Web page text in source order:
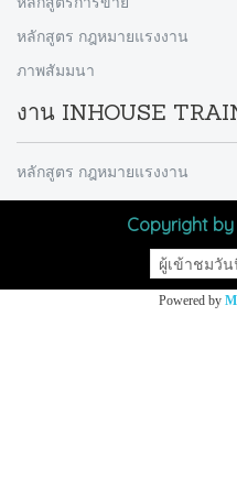
หลักสูตร กฎหมายแรงงาน
ภาพสัมมนา
งาน INHOUSE
หลักสูตร กฎหมายแรงงาน
Copyright
ผู้เข้าชมวั
Powered by